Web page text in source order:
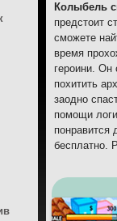
Колыбель
предстоит
сможете
время
героини. Он
похитить
заодно
помощи
понравится
бесплатно.